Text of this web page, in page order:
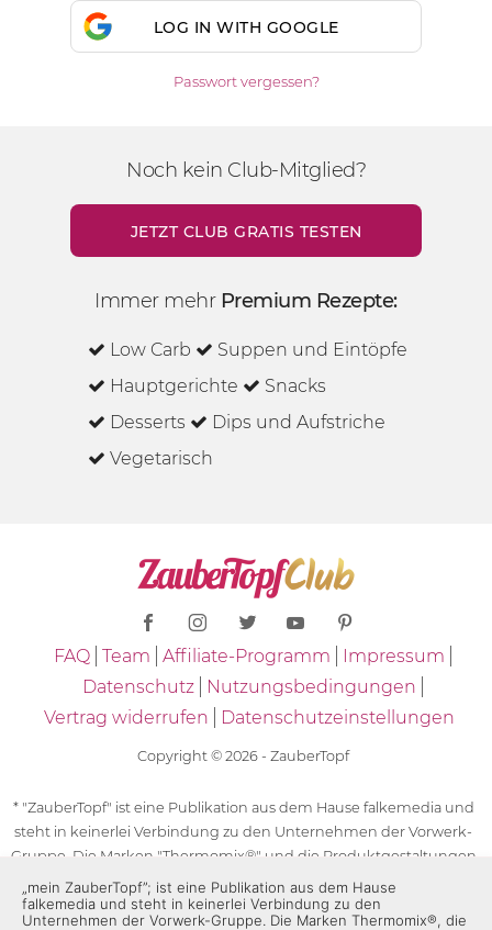
LOG IN WITH GOOGLE
Passwort vergessen?
Noch kein Club-Mitglied?
JETZT CLUB GRATIS TESTEN
Immer mehr Premium Rezepte:
Low Carb
Suppen und Eintöpfe
Hauptgerichte
Snacks
Desserts
Dips und Aufstriche
Vegetarisch
FAQ Team Affiliate-Programm
Impressum
Datenschutz
Nutzungsbedingungen
Vertrag widerrufen
Datenschutzeinstellungen
Copyright © 2026 - ZauberTopf
* "ZauberTopf" ist eine Publikation aus dem Hause falkemedia und
steht in keinerlei Verbindung zu den Unternehmen der Vorwerk-
Gruppe. Die Marken "Thermomix®" und die Produktgestaltungen
des "Thermomix®" sind eingetragene Marken der Unternehmen
der Vorwerk-Gruppe. Die Marken Thermomix®, die Zeichen TM5®,
„mein ZauberTopf”; ist eine Publikation aus dem Hause
falkemedia und steht in keinerlei Verbindung zu den
Unternehmen der Vorwerk-Gruppe. Die Marken Thermomix®, die